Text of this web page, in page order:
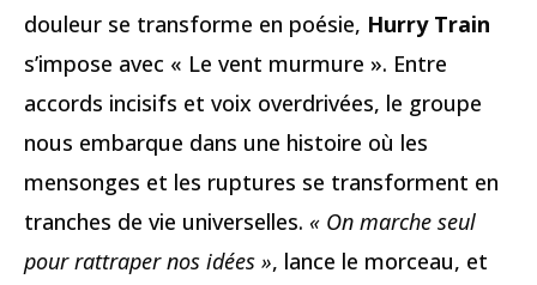
douleur se transforme en poésie, Hurry Train
s’impose avec « Le vent murmure ». Entre
accords incisifs et voix overdrivées, le groupe
nous embarque dans une histoire où les
mensonges et les ruptures se transforment en
tranches de vie universelles. « On marche seul
pour rattraper nos idées », lance le morceau, et